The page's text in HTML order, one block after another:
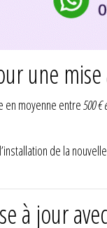
une
en moyenne entre500 €
de la
à jour